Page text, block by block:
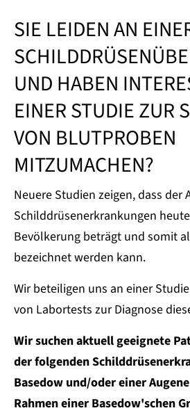
SIE LEIDEN AN
UND HABEN
EINER STUDIE ZUR
VON BLUTPROBEN
MITZUMACHEN?
Neuere Studien zeigen, dass der
Schilddrüsenerkrankungen
Bevölkerung beträgt und somit
bezeichnet werden kann.
Wir beteiligen uns an einer
von Labortests zur Diagnose
Wir suchen aktuell geeignete
der folgenden
Basedow und/oder einer
Rahmen einer Basedow'schen